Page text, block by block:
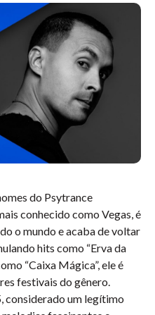
do Psytrance
conhecido como Vegas, é
o mundo e acaba de voltar
hits como “Erva da
“Caixa Mágica”, ele é
festivais do gênero.
considerado um legítimo